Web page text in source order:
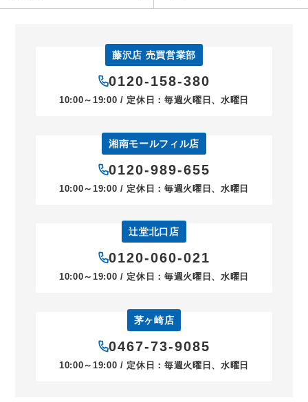
藤沢店 売買営業部
0120-158-380
10:00～19:00 / 定休日：毎週火曜日、水曜日
湘南モールフィル店
0120-989-655
10:00～19:00 / 定休日：毎週火曜日、水曜日
辻堂北口店
0120-060-021
10:00～19:00 / 定休日：毎週火曜日、水曜日
茅ヶ崎店
0467-73-9085
10:00～19:00 / 定休日：毎週火曜日、水曜日